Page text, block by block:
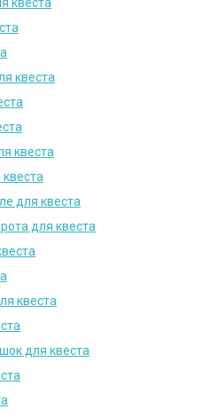
квеста
квеста
для квеста
для квеста
квеста
для квеста